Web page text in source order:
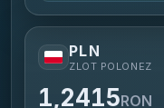
PLN
ZLOT POLONEZ
1,2415RON